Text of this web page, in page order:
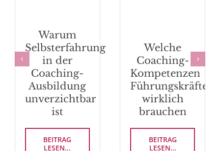
Warum
Selbsterfahrung
in der
Coaching-
Ausbildung
unverzichtbar
ist
BEITRAG
LESEN...
Welche
Coaching-
Kompetenzen
Führungskräfte
wirklich
brauchen
BEITRAG
LESEN...